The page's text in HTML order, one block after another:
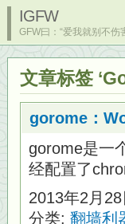
IGFW
GFW曰：“爱我就别不伤
文章标签
gorome：
gorome是一
经配置了
2013年2月28
分类: 翻墙利